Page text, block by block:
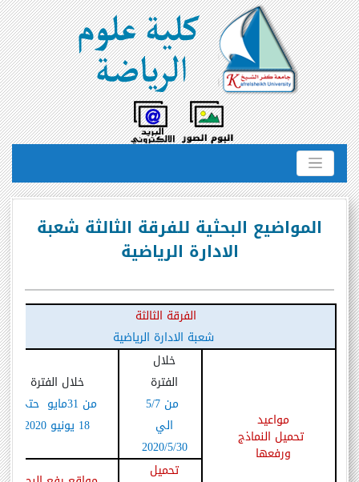
المواضيع البحثية للفرقة الثالثة شعبة
الادارة الرياضية
الفرقة الثالثة
شعبة الادارة الرياضية
مواعيد
تحميل النماذج
ورفعها
خلال
الفترة
من
5/7
الي
2020/5/30
خلال الفترة
من 31مايو حتي
18 يونيو 2020
تحميل